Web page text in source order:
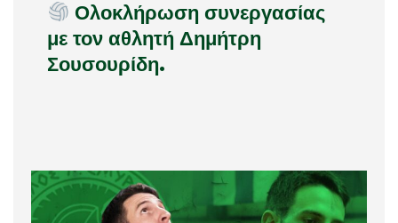
Ολοκλήρωση συνεργασίας
με τον αθλητή Δημήτρη
Σουσουρίδη.